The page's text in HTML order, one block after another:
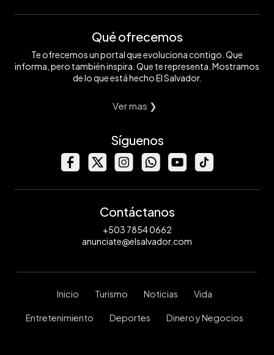
Qué ofrecemos
Te ofrecemos un portal que evoluciona contigo. Que
informa, pero también inspira. Que te representa. Mostramos
de lo que está hecho El Salvador.
Ver mas ❯
Síguenos
Contáctanos
+503 7854 0662
anunciate@elsalvador.com
Inicio Turismo Noticias Vida
Entretenimiento Deportes Dinero y Negocios